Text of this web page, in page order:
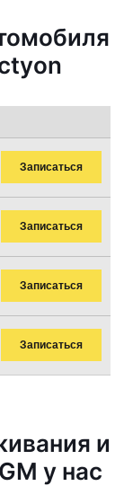
Записаться
Записаться
Записаться
Записаться
и
у нас